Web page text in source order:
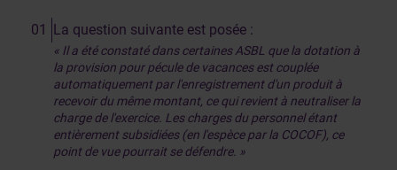
La question suivante est posée :
« Il a été constaté dans certaines ASBL que la dotation à
la provision pour pécule de vacances est couplée
automatiquement par l'enregistrement d'un produit à
recevoir du même montant, ce qui revient à neutraliser la
charge de l'exercice. Les charges du personnel étant
entièrement subsidiées (en l'espèce par la COCOF), ce
point de vue pourrait se défendre. »